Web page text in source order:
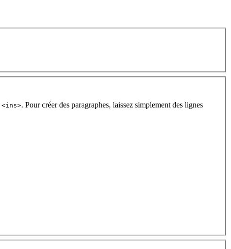
<ins>. Pour créer des paragraphes, laissez simplement des lignes